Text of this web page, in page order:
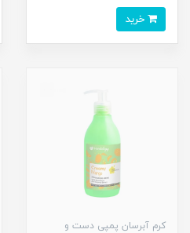
کرم آبرسان پمپی دست و